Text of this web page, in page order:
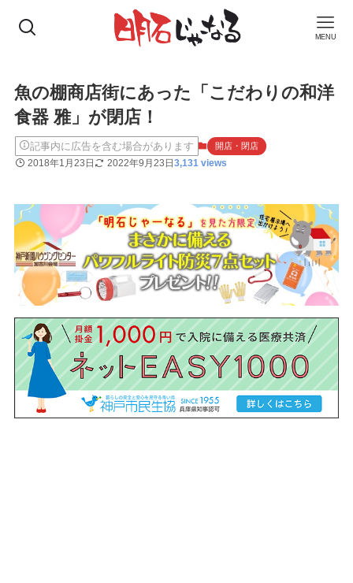
MENU
魚の棚商店街にあった「こだわりの和洋
食器 雅」が閉店！
記事内に広告を含む場合があります 開店・閉店
2018年1月23日 2022年9月23日3,131 views